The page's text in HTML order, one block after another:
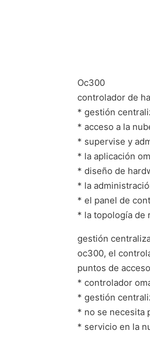
Oc300
controlador de
* gestión
* acceso a la
* supervise y
* la aplicación
* diseño de
* la
* el panel de
* la topología de
gestión
oc300, el
puntos de
* controlador
* gestión
* no se necesita
* servicio en la